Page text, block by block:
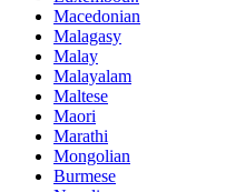
Macedonian
Malagasy
Malay
Malayalam
Maltese
Maori
Marathi
Mongolian
Burmese